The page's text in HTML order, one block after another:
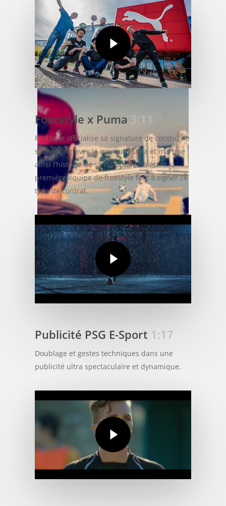
Footstyle x Puma 3:11
Footstyle officialise sa signature de contrat de
sponsoring avec la marque Puma et marque
ainsi l’histoire de sa discipline en étant la
première équipe de freestyle foot à signer ce
type de contrat.
Publicité PSG E-Sport 1:17
Doublage et gestes techniques dans une
publicité ultra spectaculaire et dynamique.